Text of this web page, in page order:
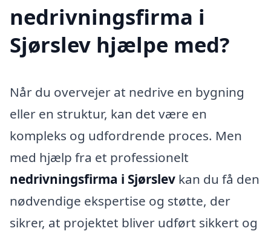
nedrivningsfirma i
Sjørslev hjælpe med?
Når du overvejer at nedrive en bygning
eller en struktur, kan det være en
kompleks og udfordrende proces. Men
med hjælp fra et professionelt
nedrivningsfirma i Sjørslev kan du få den
nødvendige ekspertise og støtte, der
sikrer, at projektet bliver udført sikkert og